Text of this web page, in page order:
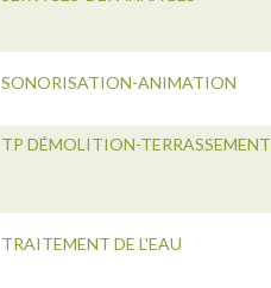
SONORISATION-ANIMATION
TP DÉMOLITION-TERRASSEMENT
TRAITEMENT DE L'EAU